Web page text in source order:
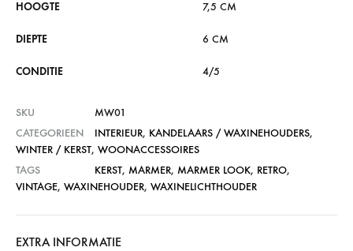
HOOGTE 7,5 CM
DIEPTE 6 CM
CONDITIE 4/5
SKU
MW01
CATEGORIEEN
INTERIEUR, KANDELAARS / WAXINEHOUDERS,
WINTER / KERST, WOONACCESSOIRES
TAGS
KERST, MARMER, MARMER LOOK, RETRO,
VINTAGE, WAXINEHOUDER, WAXINELICHTHOUDER
EXTRA INFORMATIE